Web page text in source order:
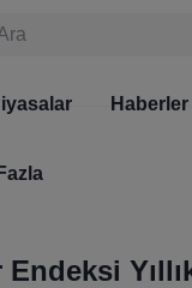
Kadar Ücretsiz
Yarışmalar
Ürünler
Haberler